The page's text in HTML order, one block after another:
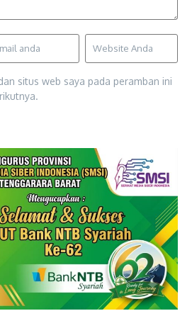
situs web saya pada peramban ini